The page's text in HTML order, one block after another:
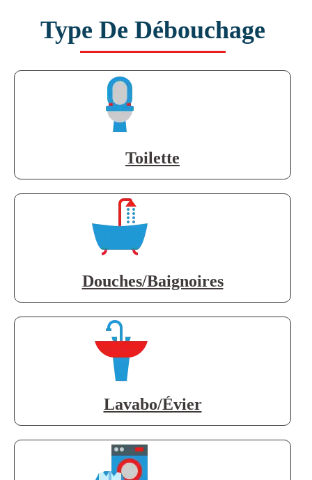
Type De Débouchage
Toilette
Douches/Baignoires
Lavabo/Évier